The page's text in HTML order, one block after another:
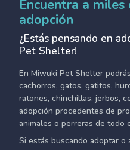
Encuentra a
adopción
¿Estás pensando en
Pet Shelter!
En Miwuki Pet Shelter
cachorros, gatos, gatitos,
ratones, chinchillas, jerbos,
adopción procedentes de
animales o perreras de todo
Si estás buscando adoptar o